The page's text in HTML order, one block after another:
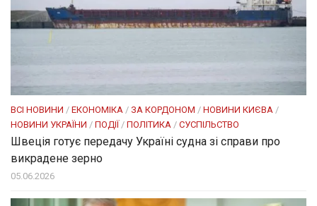
ВСІ НОВИНИ / ЕКОНОМІКА / ЗА КОРДОНОМ / НОВИНИ КИЄВА /
НОВИНИ УКРАЇНИ / ПОДІЇ/ ПОЛІТИКА / СУСПІЛЬСТВО
Швеція готує передачу Україні судна зі справи про
викрадене зерно
05.06.2026